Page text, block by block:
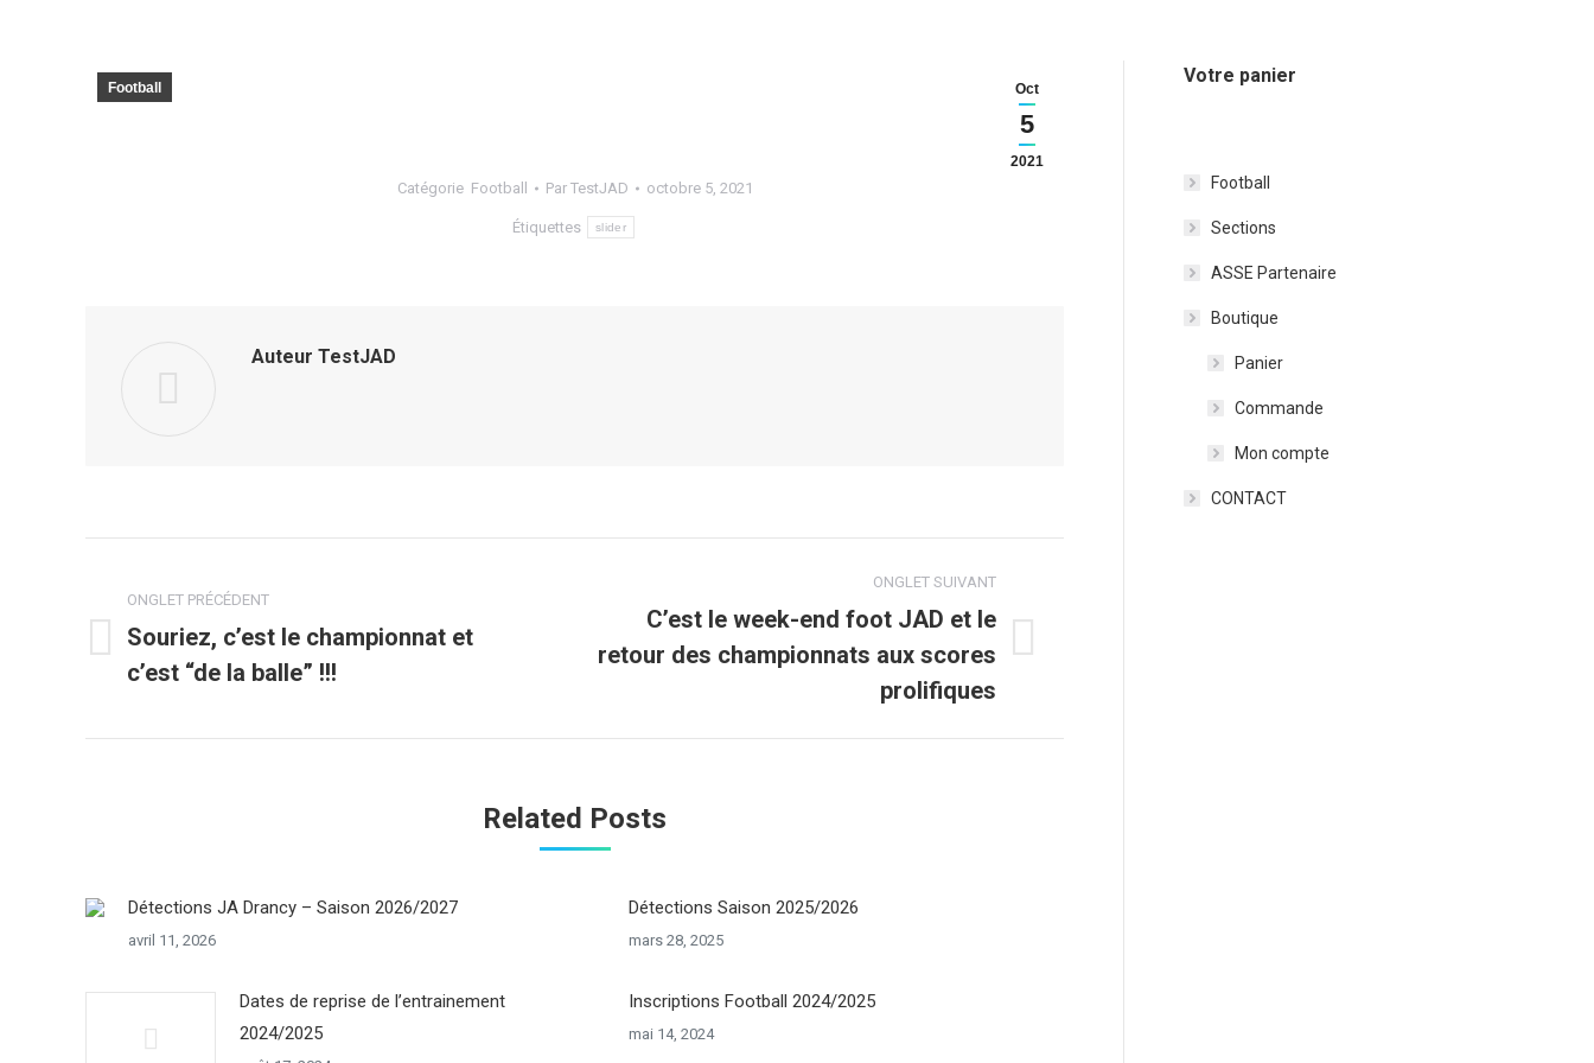
Oct
5
2021
Football
Catégorie Football Par TestJAD octobre 5, 2021
Étiquettes slider
Auteur TestJAD
de
commentaire
ONGLET PRÉCÉDENT
Onglet
précédent
Souriez, c’est le championnat et
c’est “de la balle” !!!
ONGLET SUIVANT
Onglet
C’est le week-end foot JAD et le
retour des championnats aux scores
prolifiques
Related Posts
Détections JA Drancy – Saison 2026/2027
avril 11, 2026
Détections Saison 2025/2026
mars 28, 2025
Dates de reprise de l’entrainement
2024/2025
Inscriptions Football 2024/2025
mai 14, 2024
Votre panier
Football
Sections
ASSE Partenaire
Boutique
Panier
Commande
Mon compte
CONTACT